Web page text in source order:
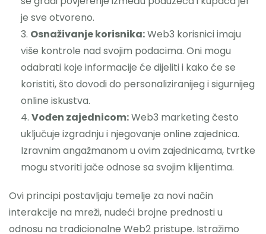
je sve otvoreno.
Osnaživanje korisnika:Web3 korisnici imaju
više kontrole nad svojim podacima. Oni mogu
odabrati koje informacije će dijeliti i kako će se
koristiti, što dovodi do personaliziranijeg i sigurnijeg
online iskustva.
Vođen zajednicom:Web3 marketing često
uključuje izgradnju i njegovanje online zajednica.
Izravnim angažmanom u ovim zajednicama, tvrtke
mogu stvoriti jače odnose sa svojim klijentima.
Ovi principi postavljaju temelje za novi način
interakcije na mreži, nudeći brojne prednosti u
odnosu na tradicionalne Web2 pristupe. Istražimo